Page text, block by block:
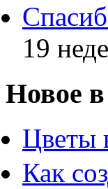
19
Новое в
Цветы
Как